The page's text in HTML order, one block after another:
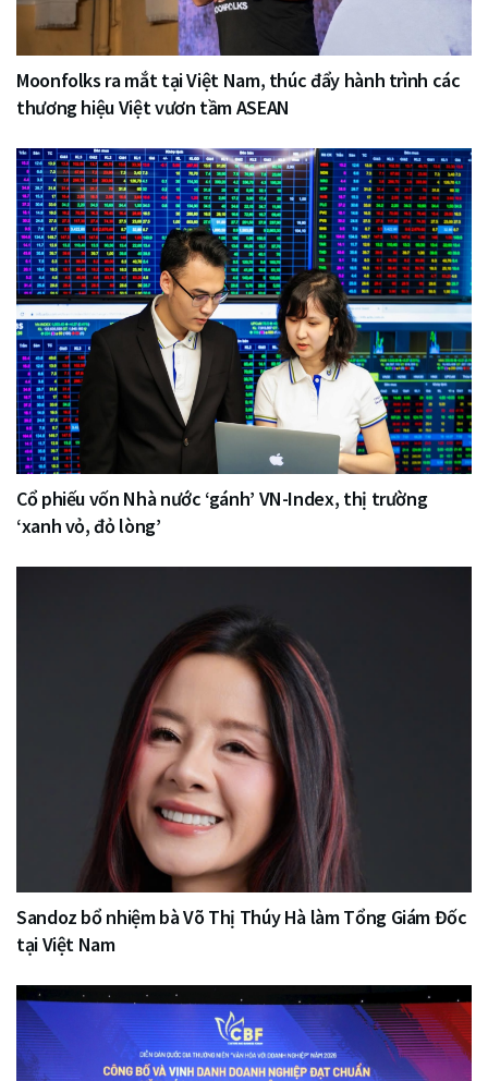
Moonfolks ra mắt tại Việt Nam, thúc đẩy hành trình các
thương hiệu Việt vươn tầm ASEAN
Cổ phiếu vốn Nhà nước ‘gánh’ VN-Index, thị trường
‘xanh vỏ, đỏ lòng’
Sandoz bổ nhiệm bà Võ Thị Thúy Hà làm Tổng Giám Đốc
tại Việt Nam